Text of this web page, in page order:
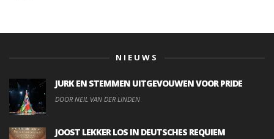
NIEUWS
JURK EN STEMMEN UITGEVOUWEN VOOR PRIDE
DOOR NEIL VAN DER LINDEN
JOOST LEKKER LOS IN DEUTSCHES REQUIEM